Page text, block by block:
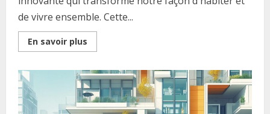
de vivre ensemble. Cette...
En savoir plus
more
cohousing
:
comment
reduire
son